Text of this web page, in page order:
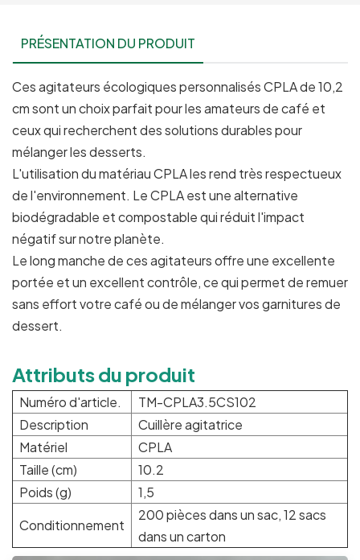
PRÉSENTATION DU PRODUIT
Ces agitateurs écologiques personnalisés CPLA de 10,2
cm sont un choix parfait pour les amateurs de café et
ceux qui recherchent des solutions durables pour
mélanger les desserts.
L'utilisation du matériau CPLA les rend très respectueux
de l'environnement. Le CPLA est une alternative
biodégradable et compostable qui réduit l'impact
négatif sur notre planète.
Le long manche de ces agitateurs offre une excellente
portée et un excellent contrôle, ce qui permet de remuer
sans effort votre café ou de mélanger vos garnitures de
dessert.
Attributs du produit
Numéro d'article.
TM-CPLA3.5CS102
Description
Cuillère agitatrice
Matériel
CPLA
Taille (cm)
10.2
Poids (g)
1,5
Conditionnement
200 pièces dans un sac, 12 sacs
dans un carton